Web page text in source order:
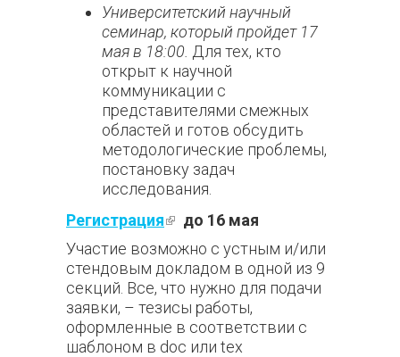
Университетский научный
семинар, который пройдет 17
мая в 18:00. Для тех, кто
открыт к научной
коммуникации с
представителями смежных
областей и готов обсудить
методологические проблемы,
постановку задач
исследования.
Регистрация(внешняя ссылка)
до 16 мая
Участие возможно с устным и/или
стендовым докладом в одной из 9
секций. Все, что нужно для подачи
заявки, – тезисы работы,
оформленные в соответствии с
шаблоном в doc или tex